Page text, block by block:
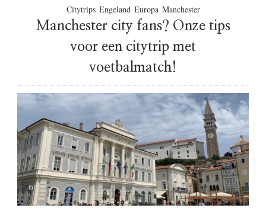
Citytrips Engeland Europa Manchester
Manchester city fans? Onze tips
voor een citytrip met
voetbalmatch!